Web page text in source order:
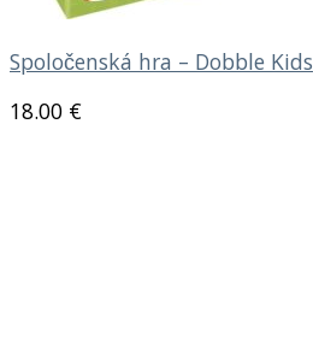
Spoločenská hra – Dobble Kids
18.00 €